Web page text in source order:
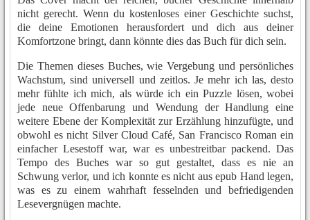
nicht gerecht. Wenn du kostenloses einer Geschichte suchst,
die deine Emotionen herausfordert und dich aus deiner
Komfortzone bringt, dann könnte dies das Buch für dich sein.
Die Themen dieses Buches, wie Vergebung und persönliches
Wachstum, sind universell und zeitlos. Je mehr ich las, desto
mehr fühlte ich mich, als würde ich ein Puzzle lösen, wobei
jede neue Offenbarung und Wendung der Handlung eine
weitere Ebene der Komplexität zur Erzählung hinzufügte, und
obwohl es nicht Silver Cloud Café, San Francisco Roman ein
einfacher Lesestoff war, war es unbestreitbar packend. Das
Tempo des Buches war so gut gestaltet, dass es nie an
Schwung verlor, und ich konnte es nicht aus epub Hand legen,
was es zu einem wahrhaft fesselnden und befriedigenden
Lesevergnügen machte.